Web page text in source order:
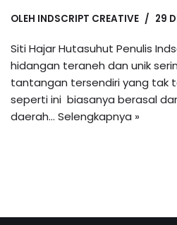
OLEH INDSCRIPT CREATIVE 29
Siti Hajar Hutasuhut Penulis
hidangan teraneh dan unik
tantangan tersendiri yang tak
seperti ini biasanya berasal
daerah… Selengkapnya »